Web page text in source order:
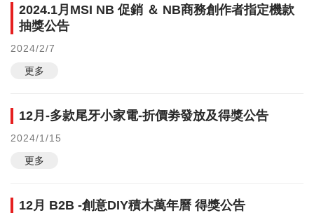
2024.1月MSI NB 促銷 ＆ NB商務創作者指定機款
抽獎公告
2024/2/7
更多
12月-多款尾牙小家電-折價劵發放及得獎公告
2024/1/15
更多
12月 B2B -創意DIY積木萬年曆 得獎公告